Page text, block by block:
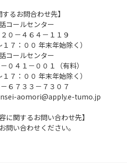
するお問合わせ先】
コールセンター
０－４６４－１１９
１７：００ 年末年始除く）
コールセンター
０４１－００１（有料）
１７：００ 年末年始除く）
６７３３－７３０７
aomori@apply.e-tumo.jp
に関するお問い合わせ先】
問い合わせください。